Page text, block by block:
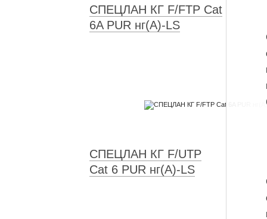
СПЕЦЛАН КГ F/FTP Cat
6A PUR нг(А)-LS
СПЕЦЛАН КГ F/UTP
Cat 6 PUR нг(А)-LS